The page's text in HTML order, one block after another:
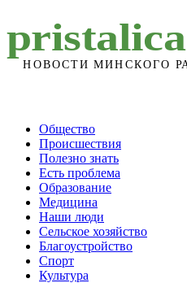
Общество
Происшествия
Полезно знать
Есть проблема
Образование
Медицина
Наши люди
Сельское хозяйство
Благоустройство
Спорт
Культура